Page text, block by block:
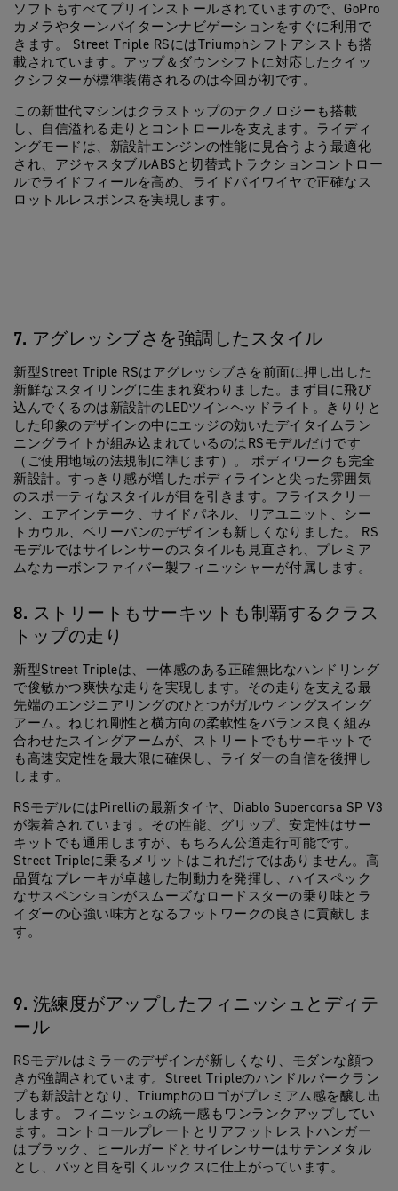
ソフトもすべてプリインストールされていますので、GoPro
カメラやターンバイターンナビゲーションをすぐに利用で
きます。 Street Triple RSにはTriumphシフトアシストも搭
載されています。アップ＆ダウンシフトに対応したクイッ
クシフターが標準装備されるのは今回が初です。
この新世代マシンはクラストップのテクノロジーも搭載
し、自信溢れる走りとコントロールを支えます。ライディ
ングモードは、新設計エンジンの性能に見合うよう最適化
され、アジャスタブルABSと切替式トラクションコントロー
ルでライドフィールを高め、ライドバイワイヤで正確なス
ロットルレスポンスを実現します。
7. アグレッシブさを強調したスタイル
新型Street Triple RSはアグレッシブさを前面に押し出した
新鮮なスタイリングに生まれ変わりました。まず目に飛び
込んでくるのは新設計のLEDツインヘッドライト。きりりと
した印象のデザインの中にエッジの効いたデイタイムラン
ニングライトが組み込まれているのはRSモデルだけです
（ご使用地域の法規制に準じます）。 ボディワークも完全
新設計。すっきり感が増したボディラインと尖った雰囲気
のスポーティなスタイルが目を引きます。フライスクリー
ン、エアインテーク、サイドパネル、リアユニット、シー
トカウル、ベリーパンのデザインも新しくなりました。 RS
モデルではサイレンサーのスタイルも見直され、プレミア
ムなカーボンファイバー製フィニッシャーが付属します。
8. ストリートもサーキットも制覇するクラス
トップの走り
新型Street Tripleは、一体感のある正確無比なハンドリング
で俊敏かつ爽快な走りを実現します。その走りを支える最
先端のエンジニアリングのひとつがガルウィングスイング
アーム。ねじれ剛性と横方向の柔軟性をバランス良く組み
合わせたスイングアームが、ストリートでもサーキットで
も高速安定性を最大限に確保し、ライダーの自信を後押し
します。
RSモデルにはPirelliの最新タイヤ、Diablo Supercorsa SP V3
が装着されています。その性能、グリップ、安定性はサー
キットでも通用しますが、もちろん公道走行可能です。
Street Tripleに乗るメリットはこれだけではありません。高
品質なブレーキが卓越した制動力を発揮し、ハイスペック
なサスペンションがスムーズなロードスターの乗り味とラ
イダーの心強い味方となるフットワークの良さに貢献しま
す。
9. 洗練度がアップしたフィニッシュとディテ
ール
RSモデルはミラーのデザインが新しくなり、モダンな顔つ
きが強調されています。Street Tripleのハンドルバークラン
プも新設計となり、Triumphのロゴがプレミアム感を醸し出
します。 フィニッシュの統一感もワンランクアップしてい
ます。コントロールプレートとリアフットレストハンガー
はブラック、ヒールガードとサイレンサーはサテンメタル
とし、パッと目を引くルックスに仕上がっています。